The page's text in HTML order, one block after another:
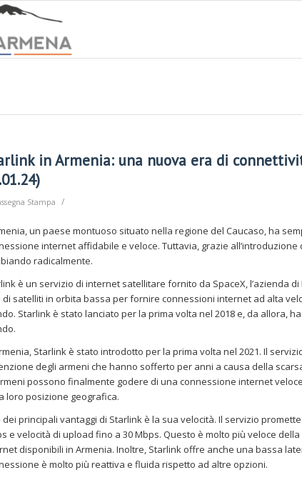
in Armenia: una nuova era di
Stampa /
un paese montuoso situato nella regione del Caucaso, ha
internet affidabile e veloce. Tuttavia, grazie all’introduzione
radicalmente.
è un servizio di internet satellitare fornito da SpaceX, l’azienda
di satelliti in orbita bassa per fornire connessioni internet ad alta
Starlink è stato lanciato per la prima volta nel 2018 e, da allora,
Starlink è stato introdotto per la prima volta nel 2021. Il
degli armeni che hanno sofferto per anni a causa della
possono finalmente godere di una connessione internet
loro posizione geografica.
dei principali vantaggi di Starlink è la sua velocità. Il servizio
e velocità di upload fino a 30 Mbps. Questo è molto più veloce
disponibili in Armenia. Inoltre, Starlink offre anche una bassa
è molto più reattiva e fluida rispetto ad altre opzioni.